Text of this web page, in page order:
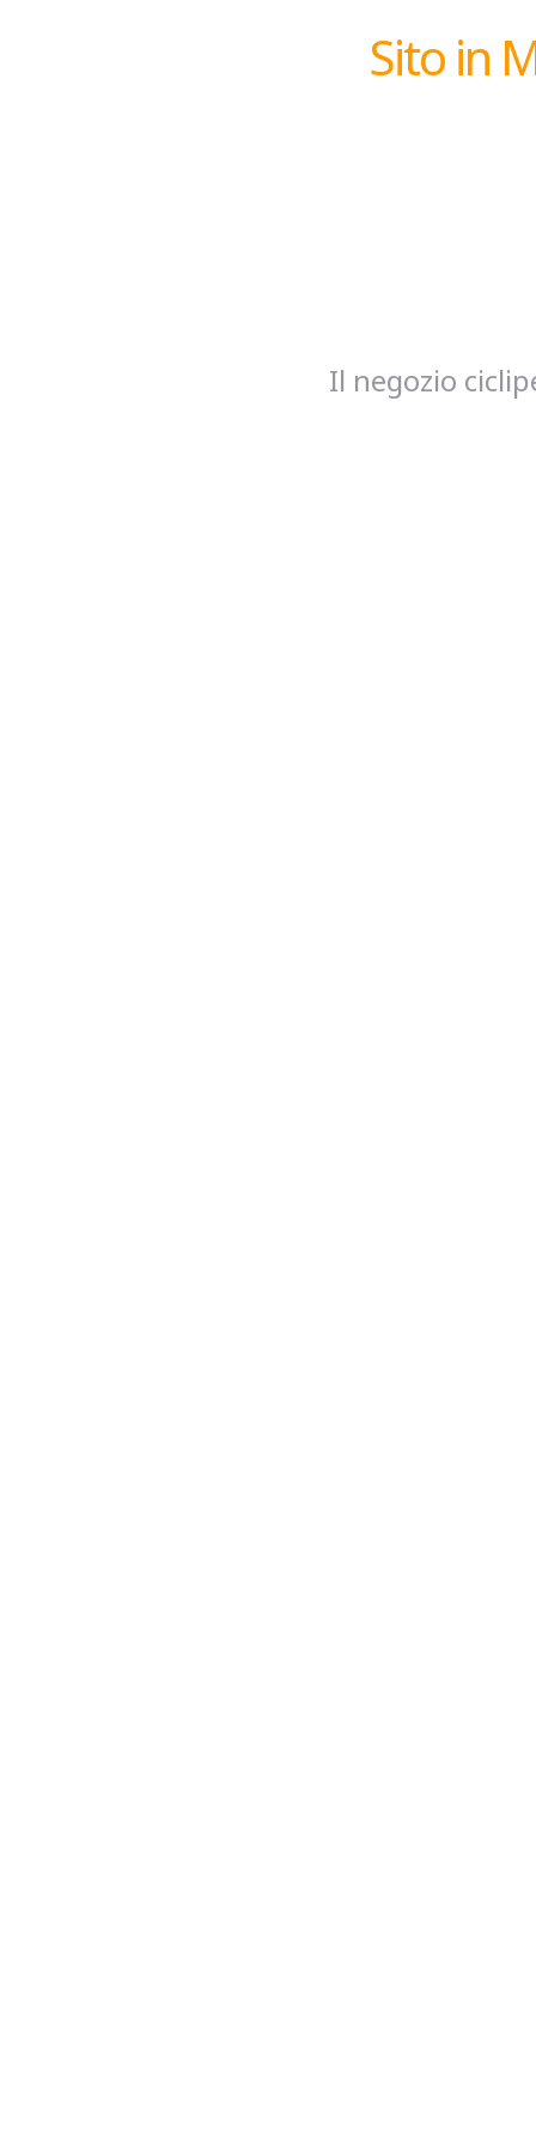
Sito in
Il negozio